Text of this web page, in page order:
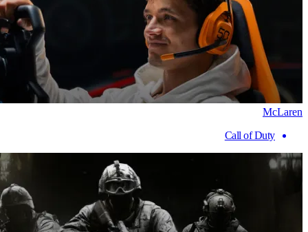
McLaren
Call of Duty